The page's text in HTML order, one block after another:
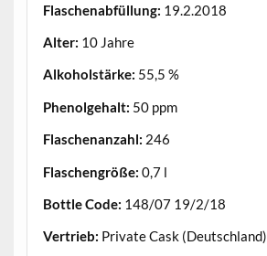
Flaschenabfüllung: 19.2.2018
Alter: 10 Jahre
Alkoholstärke: 55,5 %
Phenolgehalt: 50 ppm
Flaschenanzahl: 246
Flaschengröße: 0,7 l
Bottle Code: 148/07 19/2/18
Vertrieb: Private Cask (Deutschland)